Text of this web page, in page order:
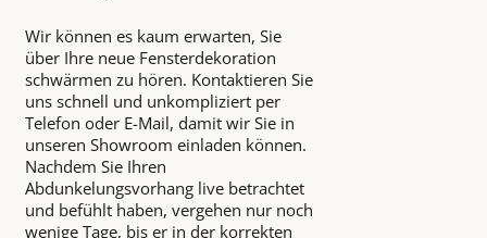
Wir können es kaum erwarten, Sie
über Ihre neue Fensterdekoration
schwärmen zu hören. Kontaktieren Sie
uns schnell und unkompliziert per
Telefon oder E-Mail, damit wir Sie in
unseren Showroom einladen können.
Nachdem Sie Ihren
Abdunkelungsvorhang live betrachtet
und befühlt haben, vergehen nur noch
wenige Tage, bis er in der korrekten